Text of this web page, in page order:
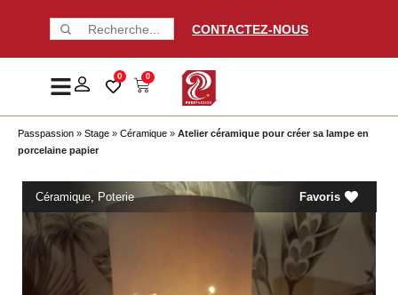
CONTACTEZ-NOUS
0 0
Passpassion » Stage » Céramique » Atelier céramique pour créer sa lampe en
porcelaine papier
Céramique, Poterie Favoris